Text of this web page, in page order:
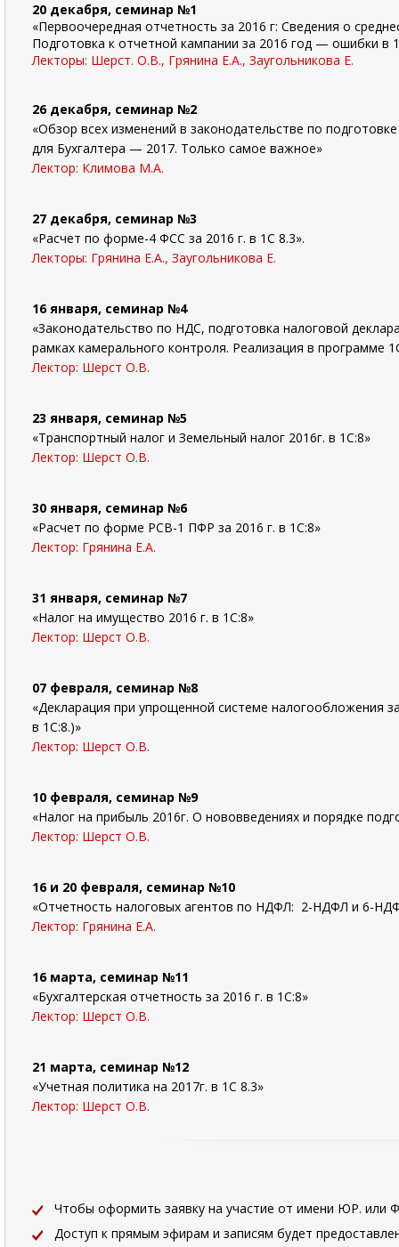
20 декабря, семинар №1
«Первоочередная отчетность за 2016 г: Сведения о
Подготовка к отчетной кампании за 2016 год — ошибки в
Лекторы: Шерст. О.В., Грянина Е.А., Заугольникова Е.
26 декабря, семинар №2
«Обзор всех изменений в законодательстве по
для Бухгалтера — 2017. Только самое важное»
Лектор: Климова М.А.
27 декабря, семинар №3
«Расчет по форме-4 ФСС за 2016 г. в 1С 8.3».
Лекторы: Грянина Е.А., Заугольникова Е.
16 января, семинар №4
«Законодательство по НДС, подготовка налоговой
рамках камерального контроля. Реализация в программе
Лектор: Шерст О.В.
23 января, семинар №5
«Транспортный налог и Земельный налог 2016г. в 1С:8»
Лектор: Шерст О.В.
30 января, семинар №6
«Расчет по форме РСВ-1 ПФР за 2016 г. в 1С:8»
Лектор: Грянина Е.А.
31 января, семинар №7
«Налог на имущество 2016 г. в 1С:8»
Лектор: Шерст О.В.
07 февраля, семинар №8
«Декларация при упрощенной системе налогообложения
в 1С:8.)»
Лектор: Шерст О.В.
10 февраля, семинар №9
«Налог на прибыль 2016г. О нововведениях и порядке
Лектор: Шерст О.В.
16 и 20 февраля, семинар №10
«Отчетность налоговых агентов по НДФЛ: 2-НДФЛ и 6-
Лектор: Грянина Е.А.
16 марта, семинар №11
«Бухгалтерская отчетность за 2016 г. в 1С:8»
Лектор: Шерст О.В.
21 марта, семинар №12
«Учетная политика на 2017г. в 1С 8.3»
Лектор: Шерст О.В.
Чтобы оформить заявку на участие от имени ЮР. или
Доступ к прямым эфирам и записям будет